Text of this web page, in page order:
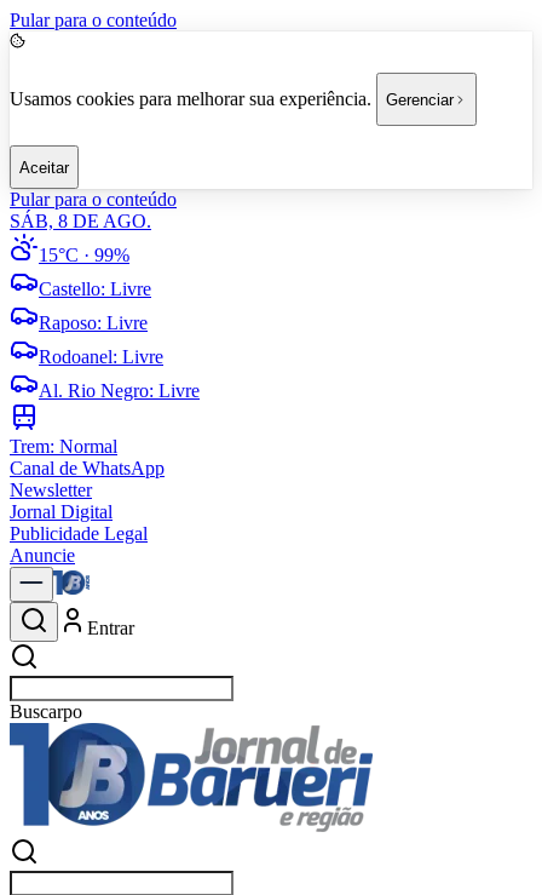
Pular para o conteúdo
Usamos cookies para melhorar sua experiência. Gerenciar
Aceitar
Pular para o conteúdo
SÁB, 8 DE AGO.
15°C · 99%
Castello: Livre
Raposo: Livre
Rodoanel: Livre
Al. Rio Negro: Livre
Trem: Normal
Canal de WhatsApp
Newsletter
Jornal Digital
Publicidade Legal
Anuncie
Entrar
Buscarnotíci